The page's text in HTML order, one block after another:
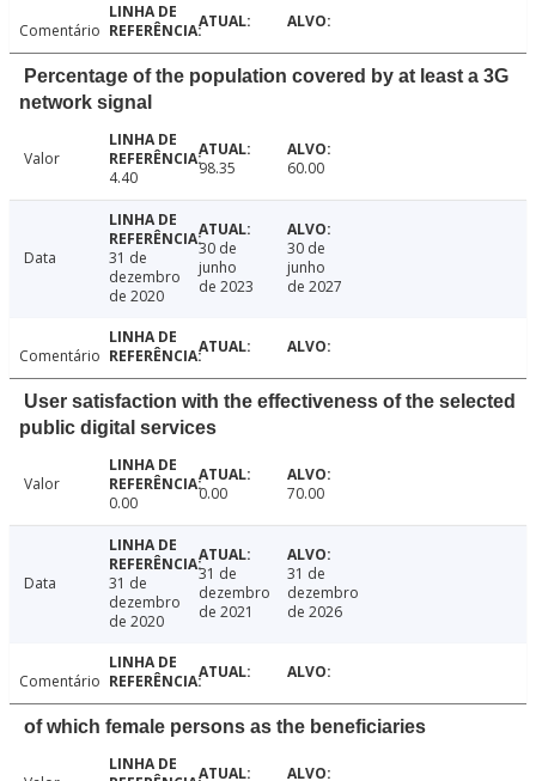
Comentário
Percentage of the population covered by at least a 3G
network signal
Valor
4.40
98.35 60.00
Data
31 de
dezembro
de 2020
30 de
junho
de 2023
30 de
junho
de 2027
Comentário
User satisfaction with the effectiveness of the selected
public digital services
Valor
0.00
0.00 70.00
Data
31 de
dezembro
de 2020
31 de
dezembro
de 2021
31 de
dezembro
de 2026
Comentário
of which female persons as the beneficiaries